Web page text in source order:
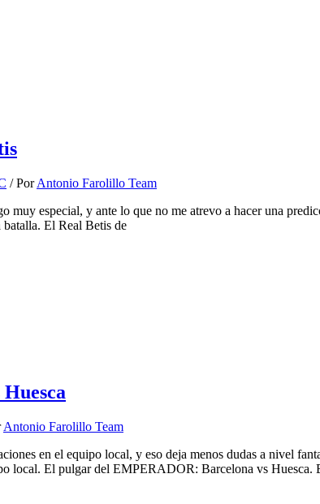
/ PorAntonio Farolillo Team
especial, y ante lo que no me atrevo a hacer una
El Real Betis de
Antonio Farolillo Team
en el equipo local, y eso deja menos dudas a nivel
local. El pulgar del EMPERADOR: Barcelona vs Huesca.